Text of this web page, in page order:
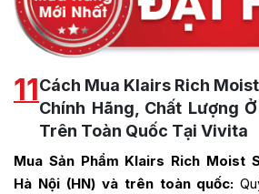
11Cách Mua Klairs Rich
Chính Hãng, Chất Lượng
Trên Toàn Quốc Tại Vivita
Mua Sản Phẩm Klairs Rich Moist
Hà Nội (HN) và trên toàn quốc: